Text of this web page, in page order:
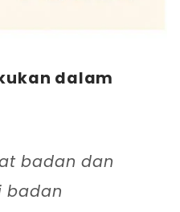
dalam
badan